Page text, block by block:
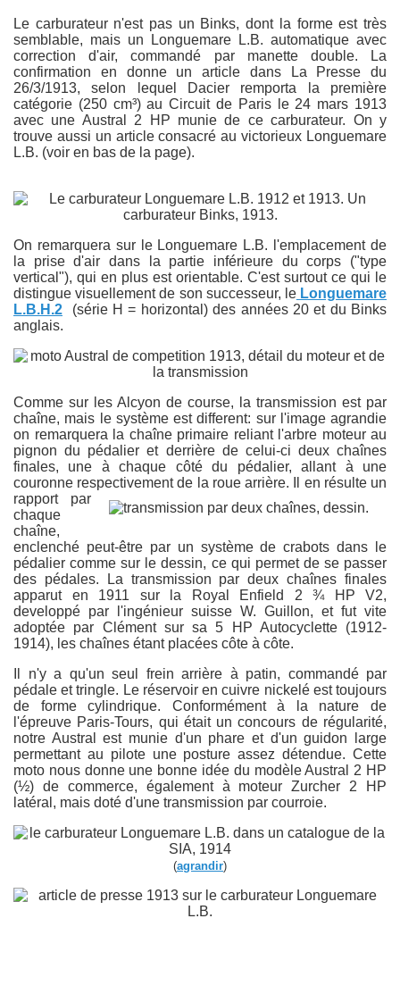
Le carburateur n'est pas un Binks, dont la forme est très
semblable, mais un Longuemare L.B. automatique avec
correction d'air, commandé par manette double. La
confirmation en donne un article dans La Presse du
26/3/1913, selon lequel Dacier remporta la première
catégorie (250 cm³) au Circuit de Paris le 24 mars 1913
avec une Austral 2 HP munie de ce carburateur. On y
trouve aussi un article consacré au victorieux Longuemare
L.B. (voir en bas de la page).
On remarquera sur le Longuemare L.B. l'emplacement de
la prise d'air dans la partie inférieure du corps ("type
vertical"), qui en plus est orientable. C'est surtout ce qui le
distingue visuellement de son successeur, leLonguemare
L.B.H.2 (série H = horizontal) des années 20 et du Binks
anglais.
Comme sur les Alcyon de course, la transmission est par
chaîne, mais le système est different: sur l'image agrandie
on remarquera la chaîne primaire reliant l'arbre moteur au
pignon du pédalier et derrière de celui-ci deux chaînes
finales, une à chaque côté du pédalier, allant à une
couronne respectivement de la roue arrière. Il en résulte un
rapport par
chaque
chaîne,
enclenché peut-être par un système de crabots dans le
pédalier comme sur le dessin, ce qui permet de se passer
des pédales. La transmission par deux chaînes finales
apparut en 1911 sur la Royal Enfield 2 ¾ HP V2,
developpé par l'ingénieur suisse W. Guillon, et fut vite
adoptée par Clément sur sa 5 HP Autocyclette (1912-
1914), les chaînes étant placées côte à côte.
Il n'y a qu'un seul frein arrière à patin, commandé par
pédale et tringle. Le réservoir en cuivre nickelé est toujours
de forme cylindrique. Conformément à la nature de
l'épreuve Paris-Tours, qui était un concours de régularité,
notre Austral est munie d'un phare et d'un guidon large
permettant au pilote une posture assez détendue. Cette
moto nous donne une bonne idée du modèle Austral 2 HP
(½) de commerce, également à moteur Zurcher 2 HP
latéral, mais doté d'une transmission par courroie.
(agrandir)